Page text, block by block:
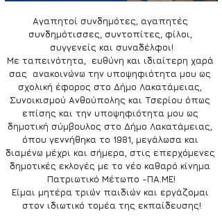
Αγαπητοί συνδημότες, αγαπητές
συνδημότισσες, συντοπίτες, φίλοι,
συγγενείς και συναδέλφοι!
Με ταπεινότητα,  ευθύνη και ιδιαίτερη χαρά
σας  ανακοινώνω την υποψηφιότητα μου ως
σχολική έφορος στο Δήμο Λακατάμειας,
Συνοικισμού Ανθούπολης και Τσερίου όπως
επίσης και την υποψηφιότητα μου ως
δημοτική σύμβουλος στο Δήμο Λακατάμειας,
όπου γεννήθηκα το 1981, μεγάλωσα και
διαμένω μέχρι και σήμερα, στις επερχόμενες
δημοτικές εκλογές με το νέο καθαρό κίνημα
Πατριωτικό Μέτωπο -ΠΑ.ΜΕ!
Είμαι μητέρα τριών παιδιών και εργάζομαι
στον ιδιωτικό τομέα της εκπαίδευσης!